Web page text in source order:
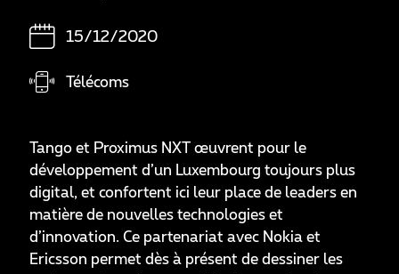
15/12/2020
Télécoms
Tango et Proximus NXT œuvrent pour le
développement d’un Luxembourg toujours plus
digital, et confortent ici leur place de leaders en
matière de nouvelles technologies et
d’innovation. Ce partenariat avec Nokia et
Ericsson permet dès à présent de dessiner les